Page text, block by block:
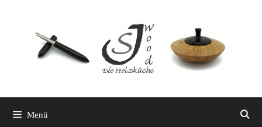
springen
Menü